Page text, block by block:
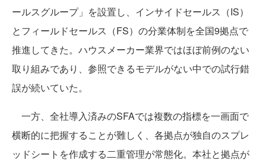
ールスグループ」を設置し、インサイドセールス（IS）
とフィールドセールス（FS）の分業体制を全国9拠点で
推進してきた。ハウスメーカー業界ではほぼ前例のない
取り組みであり、参照できるモデルがない中での試行錯
誤が続いていた。
一方、全社導入済みのSFAでは複数の指標を一画面で
横断的に把握することが難しく、各拠点が独自のスプレ
ッドシートを作成する二重管理が常態化。本社と拠点が